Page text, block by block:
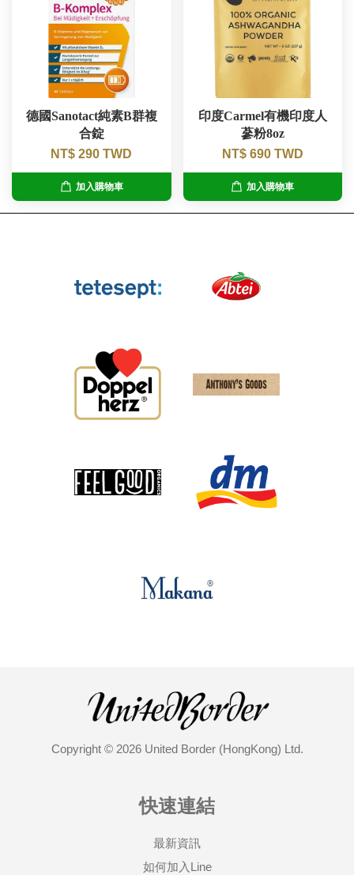
德國Sanotact純素B群複
合錠
NT$ 290 TWD
加入購物車
印度Carmel有機印度人
蔘粉8oz
NT$ 690 TWD
加入購物車
Copyright © 2026 United Border (HongKong) Ltd.
快速連結
最新資訊
如何加入Line